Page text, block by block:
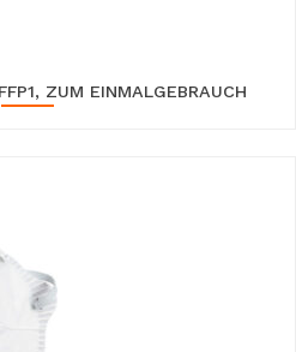
ZUM EINMALGEBRAUCH